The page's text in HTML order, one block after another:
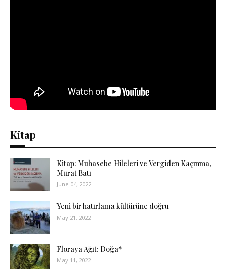
Kitap
Kitap: Muhasebe Hileleri ve Vergiden Kaçınma,
Murat Batı
June 04, 2022
Yeni bir hatırlama kültürüne doğru
May 21, 2022
Floraya Ağıt: Doğa*
May 11, 2022